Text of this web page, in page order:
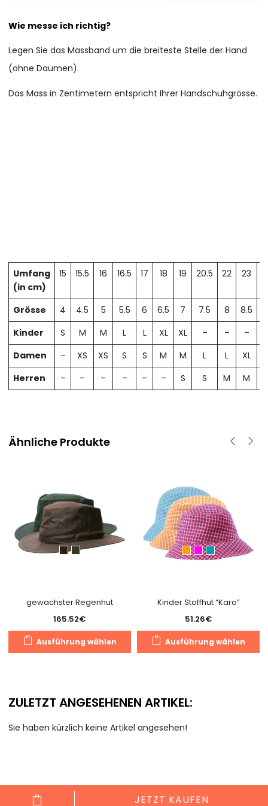
JETZT KAUFEN
Wie messe ich richtig?
Legen Sie das Massband um die breiteste Stelle der Hand
(ohne Daumen).
Das Mass in Zentimetern entspricht Ihrer Handschuhgrösse.
Umfang
(in cm)
15 15.5 16 16.5 17 18 19 20.5 22 23
Grösse 4 4.5 5 5.5 6 6.5 7 7.5 8 8.5
Kinder
S M M L L XL XL – – –
Damen
– XS XS S S M M L L XL
Herren
– – – – – – S S M M
Ähnliche Produkte
gewachster Regenhut
165.52€
Ausführung wählen
Dieses
Produkt
auf.
Optionen
Produktseite
gewählt
Kinder Stoffhut “Karo”
51.26€
Ausführung wählen
ZULETZT ANGESEHENEN ARTIKEL:
Sie haben kürzlich keine Artikel angesehen!